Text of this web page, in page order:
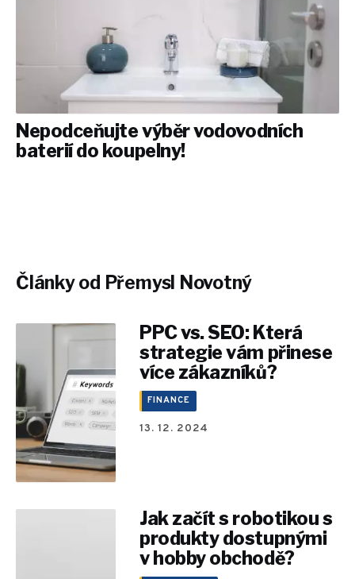
Nepodceňujte výběr vodovodních
baterií do koupelny!
Články od Přemysl Novotný
PPC vs. SEO: Která
strategie vám přinese
více zákazníků?
FINANCE
13. 12. 2024
Jak začít s robotikou s
produkty dostupnými
v hobby obchodě?